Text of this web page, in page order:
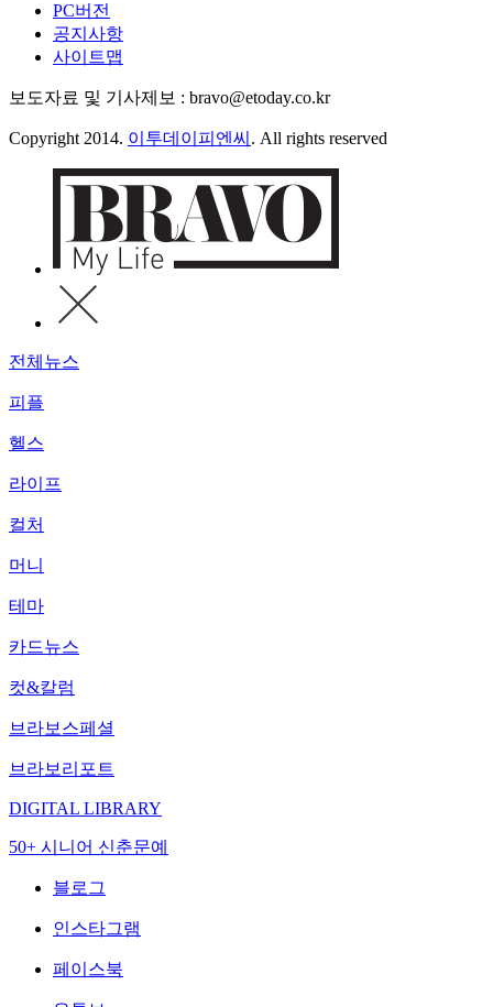
PC버전
공지사항
사이트맵
보도자료 및 기사제보 : bravo@etoday.co.kr
Copyright 2014. 이투데이피엔씨 . All rights reserved
전체뉴스
피플
헬스
라이프
컬처
머니
테마
카드뉴스
컷&칼럼
브라보스페셜
브라보리포트
DIGITAL LIBRARY
50+ 시니어 신춘문예
블로그
인스타그램
페이스북